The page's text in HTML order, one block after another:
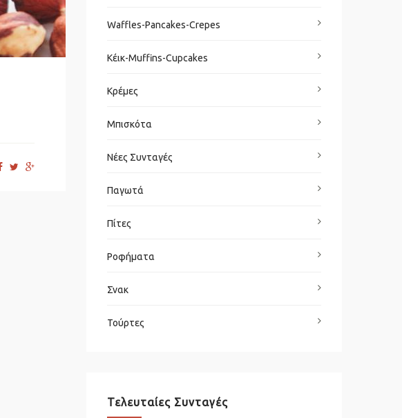
Waffles-Pancakes-Crepes
Κέικ-Muffins-Cupcakes
Κρέμες
Μπισκότα
Νέες Συνταγές
Παγωτά
Πίτες
Ροφήματα
Σνακ
Τούρτες
Τελευταίες Συνταγές